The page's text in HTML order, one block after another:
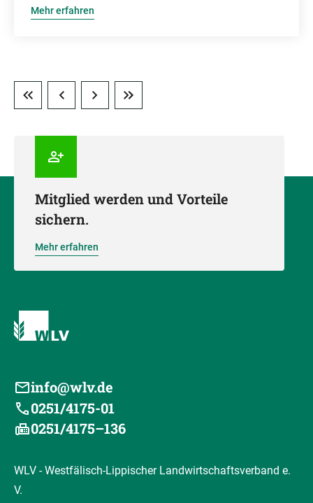
Mehr erfahren
Mitglied werden und Vorteile
sichern.
Mehr erfahren
info@wlv.de
0251/4175-01
0251/4175–136
WLV - Westfälisch-Lippischer Landwirtschaftsverband e.
V.